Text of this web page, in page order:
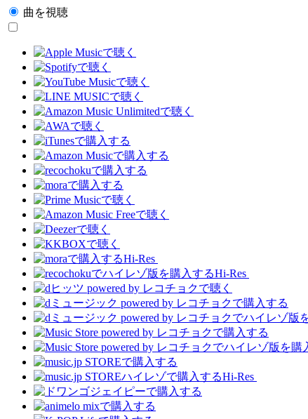
曲を視聴
Hi-Res
Hi-Res
Hi-Res